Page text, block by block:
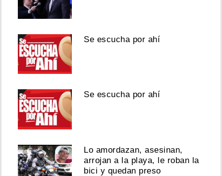
Se escucha por ahí
Se escucha por ahí
Lo amordazan, asesinan,
arrojan a la playa, le roban la
bici y quedan preso